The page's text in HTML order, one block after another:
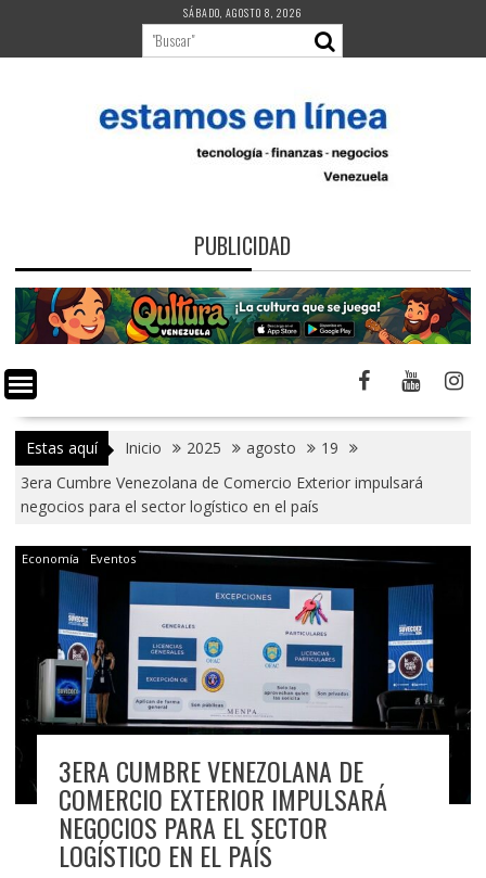
contenido
SÁBADO, AGOSTO 8, 2026
PUBLICIDAD
Estas aquí Inicio 2025 agosto
19
3era Cumbre Venezolana de Comercio Exterior impulsará
negocios para el sector logístico en el país
Economía Eventos
3ERA CUMBRE VENEZOLANA DE
COMERCIO EXTERIOR IMPULSARÁ
NEGOCIOS PARA EL SECTOR
LOGÍSTICO EN EL PAÍS